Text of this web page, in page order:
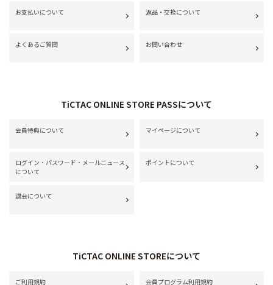
お支払いについて 返品・交換について
よくあるご質問 お問い合わせ
TiCTAC ONLINE STORE PASSについて
会員特典について マイページについて
ログイン・パスワード・メールニュース
について
ポイントについて
退会について
TiCTAC ONLINE STOREについて
ご利用規約 会員プログラム利用規約